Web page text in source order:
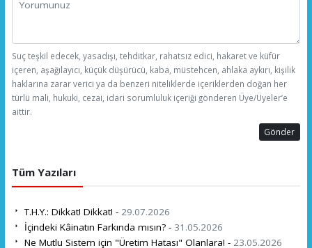
Suç teşkil edecek, yasadışı, tehditkar, rahatsız edici, hakaret ve küfür
içeren, aşağılayıcı, küçük düşürücü, kaba, müstehcen, ahlaka aykırı, kişilik
haklarına zarar verici ya da benzeri niteliklerde içeriklerden doğan her
türlü mali, hukuki, cezai, idari sorumluluk içeriği gönderen Üye/Üyeler’e
aittir.
Gönder
Tüm Yazıları
T.H.Y.: Dikkat! Dikkat! - 29.07.2026
İçindeki Kâinatın Farkında mısın? - 31.05.2026
Ne Mutlu Sistem için "Üretim Hatası" Olanlara! - 23.05.2026